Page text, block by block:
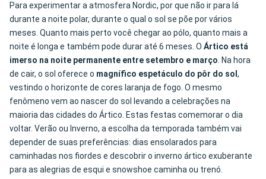
Para experimentar a atmosfera Nordic, por que não ir para lá
durante a noite polar, durante o qual o sol se põe por vários
meses. Quanto mais perto você chegar ao pólo, quanto mais a
noite é longa e também pode durar até 6 meses. O Ártico está
imerso na noite permanente entre setembro e março. Na hora
de cair, o sol oferece o magnífico espetáculo do pôr do sol ,
vestindo o horizonte de cores laranja de fogo. O mesmo
fenômeno vem ao nascer do sol levando a celebrações na
maioria das cidades do Ártico. Estas festas comemorar o dia
voltar. Verão ou Inverno, a escolha da temporada também vai
depender de suas preferências: dias ensolarados para
caminhadas nos fiordes e descobrir o inverno ártico exuberante
para as alegrias de esqui e snowshoe caminha ou trenó.